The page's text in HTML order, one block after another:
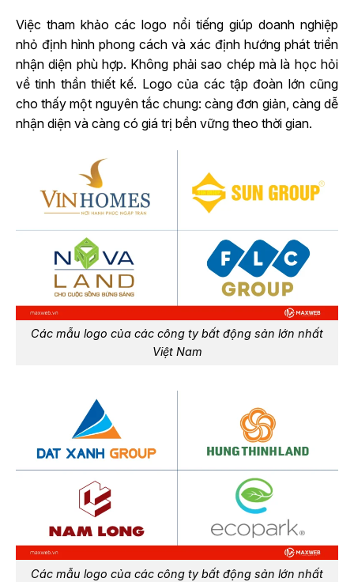
Việc tham khảo các logo nổi tiếng giúp doanh nghiệp
nhỏ định hình phong cách và xác định hướng phát triển
nhận diện phù hợp. Không phải sao chép mà là học hỏi
về tinh thần thiết kế. Logo của các tập đoàn lớn cũng
cho thấy một nguyên tắc chung: càng đơn giản, càng dễ
nhận diện và càng có giá trị bền vững theo thời gian.
Các mẫu logo của các công ty bất động sản lớn nhất
Việt Nam
Các mẫu logo của các công ty bất động sản lớn nhất